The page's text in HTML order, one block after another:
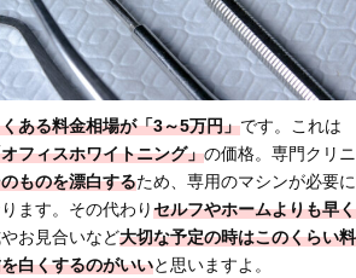
ある料金相場が「3～5万円」です。これは
フィスホワイトニング」の価格。専門クリニ
ものを漂白するため、専用のマシンが必要に
ます。その代わりセルフやホームよりも早く
お見合いなど大切な予定の時はこのくらい料
白くするのがいいと思いますよ。